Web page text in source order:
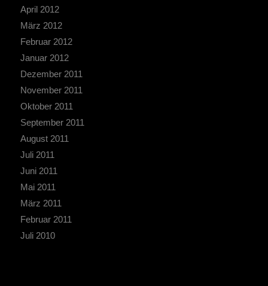
April 2012
März 2012
Februar 2012
Januar 2012
Dezember 2011
November 2011
Oktober 2011
September 2011
August 2011
Juli 2011
Juni 2011
Mai 2011
März 2011
Februar 2011
Juli 2010